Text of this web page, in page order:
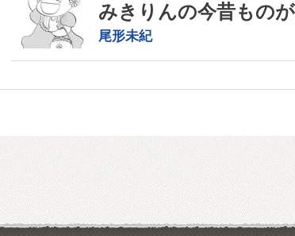
みきりんの今昔もの
尾形未紀